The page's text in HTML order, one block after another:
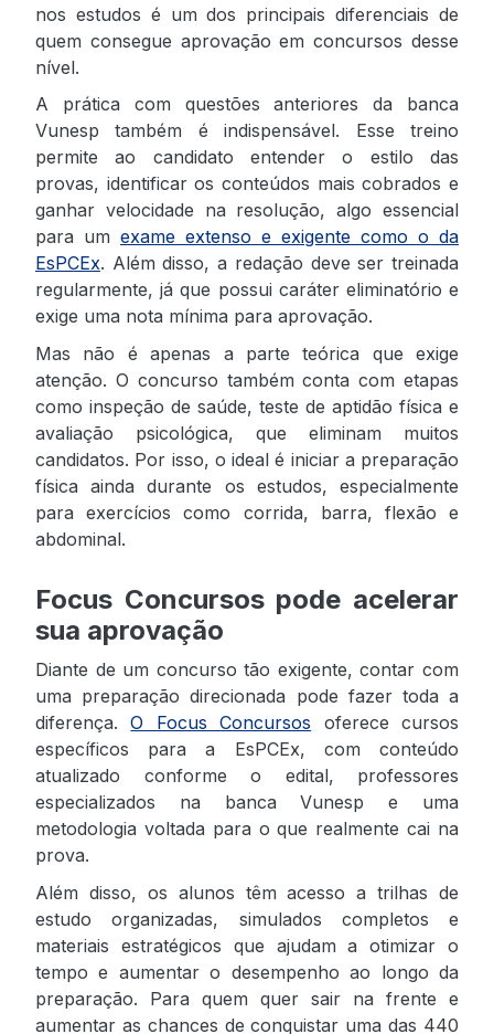
nos estudos é um dos principais diferenciais de
quem consegue aprovação em concursos desse
nível.
A prática com questões anteriores da banca
Vunesp também é indispensável. Esse treino
permite ao candidato entender o estilo das
provas, identificar os conteúdos mais cobrados e
ganhar velocidade na resolução, algo essencial
para um exame extenso e exigente como o da
EsPCEx. Além disso, a redação deve ser treinada
regularmente, já que possui caráter eliminatório e
exige uma nota mínima para aprovação.
Mas não é apenas a parte teórica que exige
atenção. O concurso também conta com etapas
como inspeção de saúde, teste de aptidão física e
avaliação psicológica, que eliminam muitos
candidatos. Por isso, o ideal é iniciar a preparação
física ainda durante os estudos, especialmente
para exercícios como corrida, barra, flexão e
abdominal.
Focus Concursos pode acelerar
sua aprovação
Diante de um concurso tão exigente, contar com
uma preparação direcionada pode fazer toda a
diferença.O Focus Concursos oferece cursos
específicos para a EsPCEx, com conteúdo
atualizado conforme o edital, professores
especializados na banca Vunesp e uma
metodologia voltada para o que realmente cai na
prova.
Além disso, os alunos têm acesso a trilhas de
estudo organizadas, simulados completos e
materiais estratégicos que ajudam a otimizar o
tempo e aumentar o desempenho ao longo da
preparação. Para quem quer sair na frente e
aumentar as chances de conquistar uma das 440